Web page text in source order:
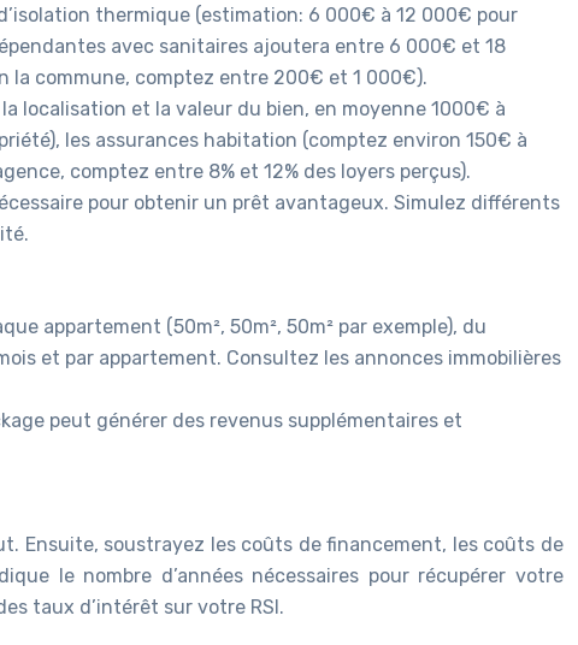
thermique (estimation: 6 000€ à 12 000€ pour
avec sanitaires ajoutera entre 6 000€ et 18
la commune, comptez entre 200€ et 1 000€).
localisation et la valeur du bien, en moyenne 1000€ à
les assurances habitation (comptez environ 150€ à
comptez entre 8% et 12% des loyers perçus).
pour obtenir un prêt avantageux. Simulez différents
appartement (50m², 50m², 50m² par exemple), du
et par appartement. Consultez les annonces immobilières
peut générer des revenus supplémentaires et
Ensuite, soustrayez les coûts de financement, les coûts de
le nombre d’années nécessaires pour récupérer votre
taux d’intérêt sur votre RSI.